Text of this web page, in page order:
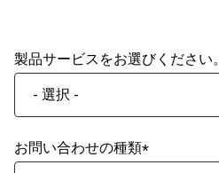
製品サービスをお選びください。
- 選択 -
お問い合わせの種類